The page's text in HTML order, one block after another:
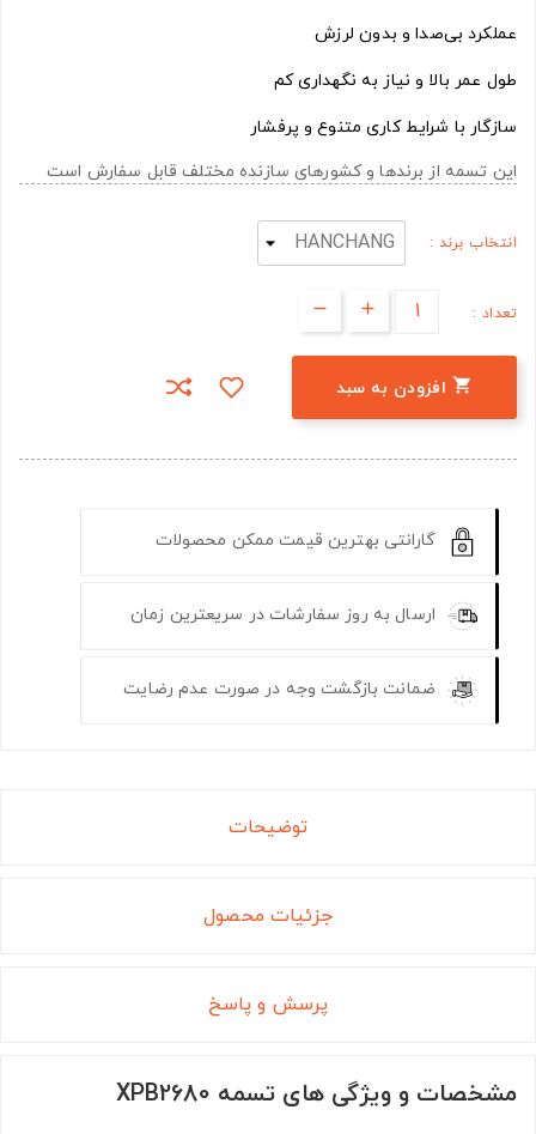
عملکرد بی‌صدا و بدون لرزش
طول عمر بالا و نیاز به نگهداری کم
سازگار با شرایط کاری متنوع و پرفشار
این تسمه از برندها و کشورهای سازنده مختلف قابل سفارش است
انتخاب برند :
تعداد :
 افزودن به سبد
گارانتی بهترین قیمت ممکن محصولات
ارسال به روز سفارشات در سریعترین زمان
ضمانت بازگشت وجه در صورت عدم رضایت
توضیحات
جزئیات محصول
پرسش و پاسخ
مشخصات و ویژگی های تسمه XPB2680